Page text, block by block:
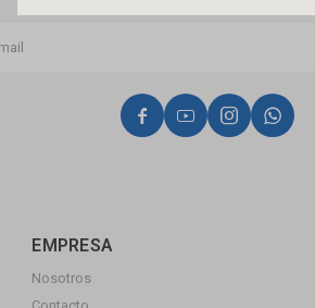
EMPRESA
Nosotros
   